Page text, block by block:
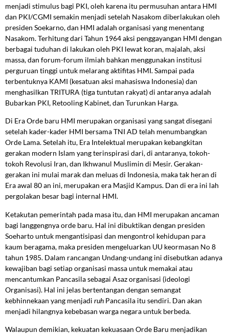
menjadi stimulus bagi PKI, oleh karena itu permusuhan antara HMI
dan PKI/CGMI semakin menjadi setelah Nasakom diberlakukan oleh
presiden Soekarno, dan HMI adalah organisasi yang menentang
Nasakom. Terhitung dari Tahun 1964 aksi penggayangan HMI dengan
berbagai tuduhan di lakukan oleh PKI lewat koran, majalah, aksi
massa, dan forum-forum ilmiah bahkan menggunakan institusi
perguruan tinggi untuk melarang aktifitas HMI. Sampai pada
terbentuknya KAMI (kesatuan aksi mahasiswa Indonesia) dan
menghasilkan TRITURA (tiga tuntutan rakyat) di antaranya adalah
Bubarkan PKI, Retooling Kabinet, dan Turunkan Harga.
Di Era Orde baru HMI merupakan organisasi yang sangat disegani
setelah kader-kader HMI bersama TNI AD telah menumbangkan
Orde Lama. Setelah itu, Era Intelektual merupakan kebangkitan
gerakan modern Islam yang terinspirasi dari, di antaranya, tokoh-
tokoh Revolusi Iran, dan Ikhwanul Muslimin di Mesir. Gerakan-
gerakan ini mulai marak dan meluas di Indonesia, maka tak heran di
Era awal 80 an ini, merupakan era Masjid Kampus. Dan di era ini lah
pergolakan besar bagi internal HMI.
Ketakutan pemerintah pada masa itu, dan HMI merupakan ancaman
bagi langgengnya orde baru. Hal ini dibuktikan dengan presiden
Soeharto untuk mengantisipasi dan mengontrol kehidupan para
kaum beragama, maka presiden mengeluarkan UU keormasan No 8
tahun 1985. Dalam rancangan Undang-undang ini disebutkan adanya
kewajiban bagi setiap organisasi massa untuk memakai atau
mencantumkan Pancasila sebagai Asaz organisasi (ideologi
Organisasi). Hal ini jelas bertentangan dengan semangat
kebhinnekaan yang menjadi ruh Pancasila itu sendiri. Dan akan
menjadi hilangnya kebebasan warga negara untuk berbeda.
Walaupun demikian, kekuatan kekuasaan Orde Baru menjadikan